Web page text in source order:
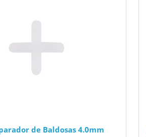
de Baldosas 4.0mm